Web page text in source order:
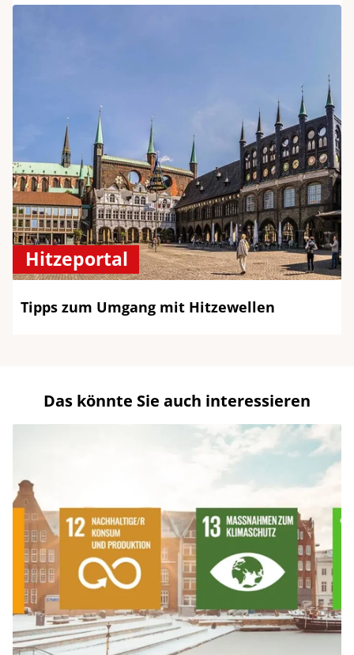
Hitzeportal
Tipps zum Umgang mit Hitzewellen
Das könnte Sie auch interessieren